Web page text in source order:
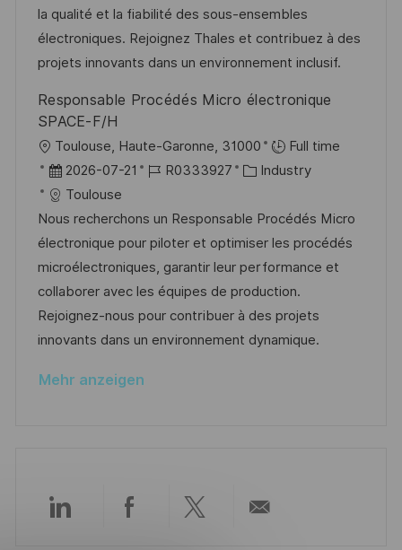
h
u
n
g
m
d
e
V
ö
f
c
I
D
g
o
r
e
la qualité et la fiabilité des sous-ensembles
électroniques. Rejoignez Thales et contribuez à des
projets innovants dans un environnement inclusif.
Responsable Procédés Micro électronique
SPACE-F/H
O
r
t
Toulouse, Haute-Garonne, 31000
Full time
D
a
t
u
m
d
e
r
e
e
2026-07-21
J
b
-
I
D
R0333927
K
t
e
g
o
r
i
Industry
Toulouse
Nous recherchons un Responsable Procédés Micro
électronique pour piloter et optimiser les procédés
microélectroniques, garantir leur performance et
collaborer avec les équipes de production.
Rejoignez-nous pour contribuer à des projets
innovants dans un environnement dynamique.
Mehr anzeigen
Über
Über
Über